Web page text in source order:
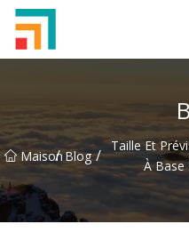
Maison
/ Blog / Taille Et
À Base